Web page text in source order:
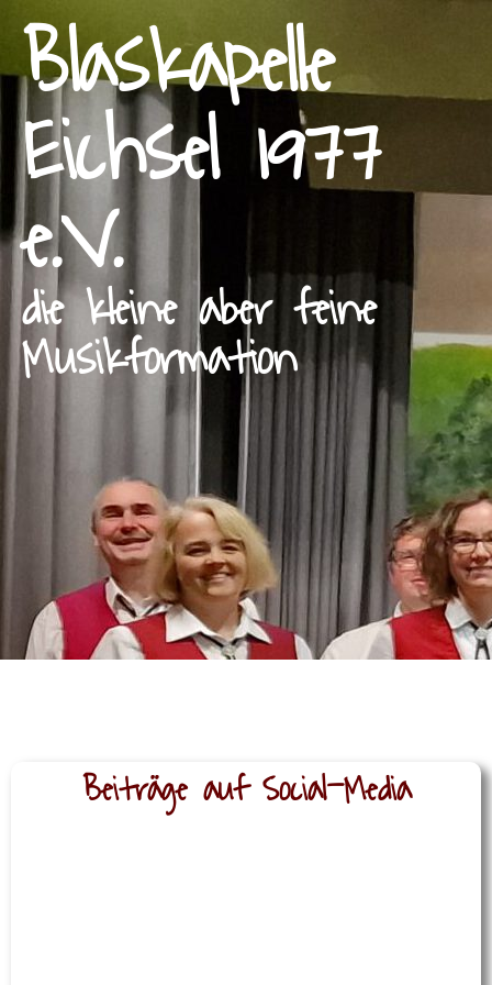
Blaskapelle
Eichsel 1977
e.V.
die kleine aber feine
Musikformation
Beiträge auf Social-Media